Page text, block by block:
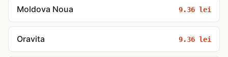
Moldova Noua 9.36 lei
Oravita 9.36 lei